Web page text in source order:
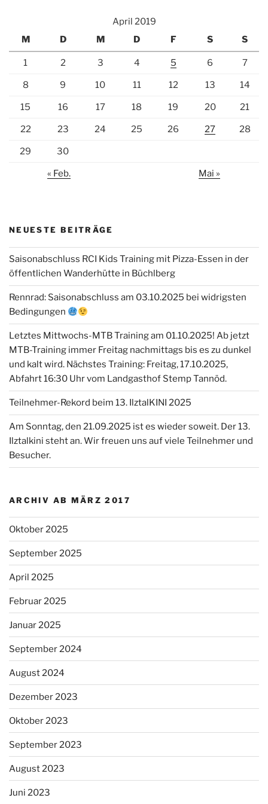
April 2019
M
D M D F S S
1 2 3 4 5 6 7
8 9 10 11 12 13 14
15 16 17 18 19 20 21
22 23 24 25 26 27 28
29 30
« Feb. Mai »
NEUESTE BEITRÄGE
Saisonabschluss RCI Kids Training mit Pizza-Essen in der
öffentlichen Wanderhütte in Büchlberg
Rennrad: Saisonabschluss am 03.10.2025 bei widrigsten
Bedingungen
Letztes Mittwochs-MTB Training am 01.10.2025! Ab jetzt
MTB-Training immer Freitag nachmittags bis es zu dunkel
und kalt wird. Nächstes Training: Freitag, 17.10.2025,
Abfahrt 16:30 Uhr vom Landgasthof Stemp Tannöd.
Teilnehmer-Rekord beim 13. IlztalKINI 2025
Am Sonntag, den 21.09.2025 ist es wieder soweit. Der 13.
Ilztalkini steht an. Wir freuen uns auf viele Teilnehmer und
Besucher.
ARCHIV AB MÄRZ 2017
Oktober 2025
September 2025
April 2025
Februar 2025
Januar 2025
September 2024
August 2024
Dezember 2023
Oktober 2023
September 2023
August 2023
Juni 2023